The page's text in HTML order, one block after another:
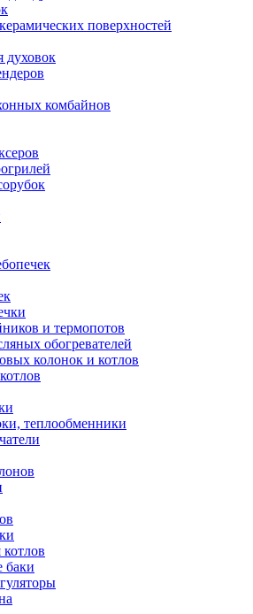
поверхностей
духовок
комбайнов
и термопотов
обогревателей
колонок и котлов
теплообменники
баки